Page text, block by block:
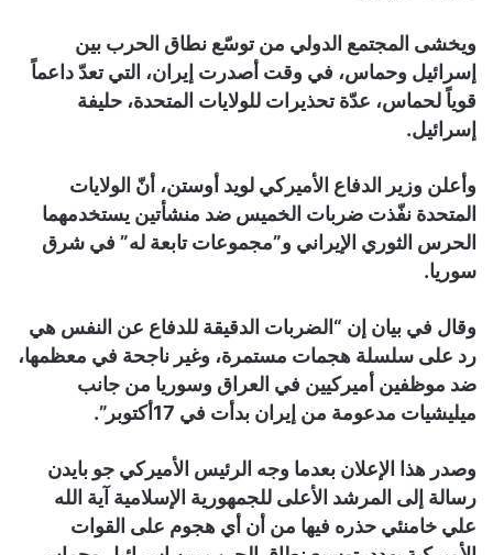
ويخشى المجتمع الدولي من توسّع نطاق الحرب بين
إسرائيل وحماس، في وقت أصدرت إيران، التي تعدّ داعماً
قوياً لحماس، عدّة تحذيرات للولايات المتحدة، حليفة
إسرائيل.
وأعلن وزير الدفاع الأميركي لويد أوستن، أنّ الولايات
المتحدة نفّذت ضربات الخميس ضد منشأتين يستخدمهما
الحرس الثوري الإيراني و”مجموعات تابعة له” في شرق
سوريا.
وقال في بيان إن “الضربات الدقيقة للدفاع عن النفس هي
رد على سلسلة هجمات مستمرة، وغير ناجحة في معظمها،
ضد موظفين أميركيين في العراق وسوريا من جانب
ميليشيات مدعومة من إيران بدأت في 17أكتوبر”.
وصدر هذا الإعلان بعدما وجه الرئيس الأميركي جو بايدن
رسالة إلى المرشد الأعلى للجمهورية الإسلامية آية الله
علي خامنئي حذره فيها من أن أي هجوم على القوات